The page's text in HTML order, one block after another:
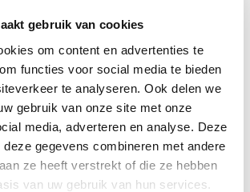
gebruik van cookies
om content en advertenties te
functies voor social media te bieden
te analyseren. Ook delen we
gebruik van onze site met onze
media, adverteren en analyse. Deze
deze gegevens combineren met andere
ze heeft verstrekt of die ze hebben
van uw gebruik van hun services.
cookies gebruikt om de integriteit
te waarborgen en de website te
Een cookie is een klein
door een webpaginaserver op uw
Cookies zijn uniek per gebruiker
worden gelezen door een server in het